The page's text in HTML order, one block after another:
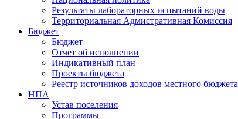
Результаты лабораторных испытаний воды
Территориальная Адмистративная Комиссия
Бюджет
Бюджет
Отчет об исполнении
Индикативный план
Проекты бюджета
Реестр источников доходов местного бюджета
НПА
Устав поселения
Программы